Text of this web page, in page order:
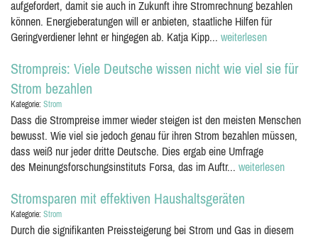
aufgefordert, damit sie auch in Zukunft ihre Stromrechnung bezahlen
können. Energieberatungen will er anbieten, staatliche Hilfen für
Geringverdiener lehnt er hingegen ab. Katja Kipp... weiterlesen
Strompreis: Viele Deutsche wissen nicht wie viel sie für
Strom bezahlen
Kategorie: Strom
Dass die Strompreise immer wieder steigen ist den meisten Menschen
bewusst. Wie viel sie jedoch genau für ihren Strom bezahlen müssen,
dass weiß nur jeder dritte Deutsche. Dies ergab eine Umfrage
des Meinungsforschungsinstituts Forsa, das im Auftr... weiterlesen
Stromsparen mit effektiven Haushaltsgeräten
Kategorie: Strom
Durch die signifikanten Preissteigerung bei Strom und Gas in diesem